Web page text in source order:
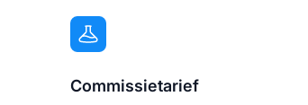
Commissietarief